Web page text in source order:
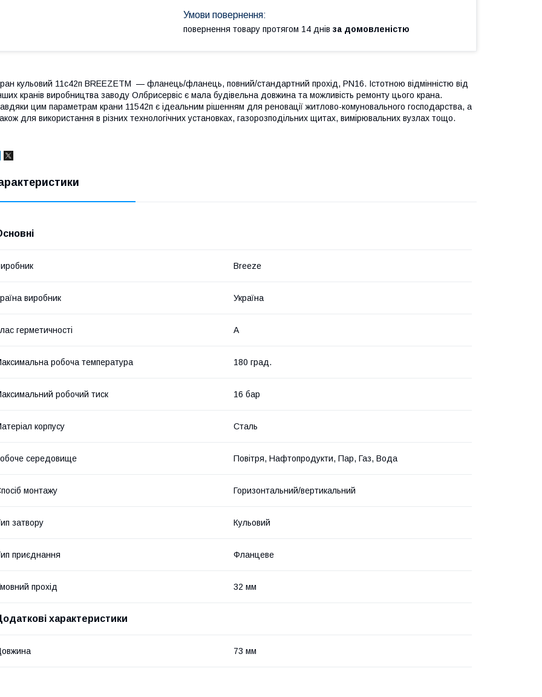
повернення товару протягом 14 днів за домовленістю
кульовий 11с42п BREEZETM — фланець/фланець, повний/стандартний прохід, PN16. Істотною відмінністю від
кранів виробництва заводу Олбрисервіс є мала будівельна довжина та можливість ремонту цього крана.
цим параметрам крани 11542п є ідеальним рішенням для реновації житлово-комуновального господарства, а
для використання в різних технологічних установках, газорозподільних щитах, вимірювальних вузлах тощо.
Breeze
виробник Україна
герметичності А
робоча температура 180 град.
робочий тиск 16 бар
корпусу Сталь
середовище Повітря, Нафтопродукти, Пар, Газ, Вода
монтажу Горизонтальний/вертикальний
затвору Кульовий
приєднання Фланцеве
прохід 32 мм
характеристики
73 мм